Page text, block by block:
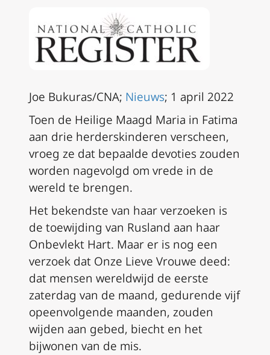
Joe Bukuras/CNA; Nieuws; 1 april 2022
Toen de Heilige Maagd Maria in Fatima
aan drie herderskinderen verscheen,
vroeg ze dat bepaalde devoties zouden
worden nagevolgd om vrede in de
wereld te brengen.
Het bekendste van haar verzoeken is
de toewijding van Rusland aan haar
Onbevlekt Hart. Maar er is nog een
verzoek dat Onze Lieve Vrouwe deed:
dat mensen wereldwijd de eerste
zaterdag van de maand, gedurende vijf
opeenvolgende maanden, zouden
wijden aan gebed, biecht en het
bijwonen van de mis.